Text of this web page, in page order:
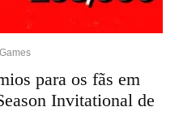
para os fãs em
Invitational de